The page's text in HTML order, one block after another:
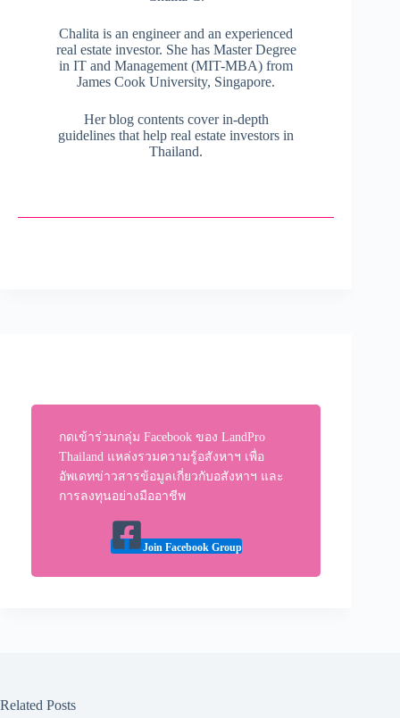
Chalita is an engineer and an experienced
real estate investor. She has Master Degree
in IT and Management (MIT-MBA) from
James Cook University, Singapore.
Her blog contents cover in-depth
guidelines that help real estate investors in
Thailand.
กดเข้าร่วมกลุ่ม Facebook ของ LandPro
Thailand แหล่งรวมความรู้อสังหาฯ เพื่อ
อัพเดทข่าวสารข้อมูลเกี่ยวกับอสังหาฯ และ
การลงทุนอย่างมืออาชีพ
Join Facebook Group
Related Posts